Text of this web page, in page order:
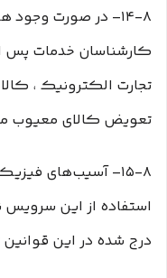
۱۴-۸– در صورت
کارشناسان خدمات پس
تعویض کالای معیوب
۱۵-۸– آسیب‏‌های
استفاده از این
درج شده در این